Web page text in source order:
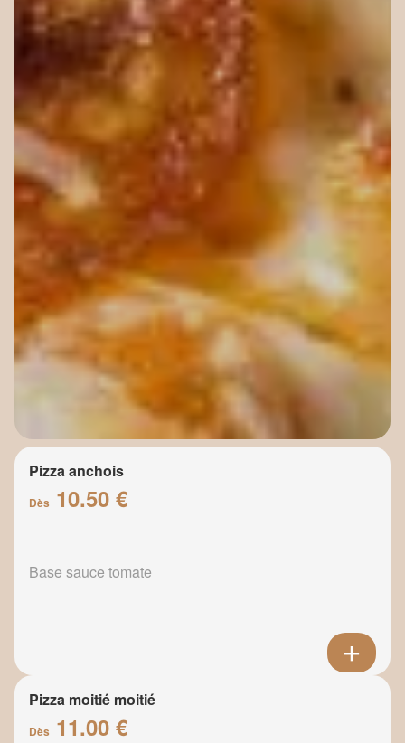
Pizza anchois
Dès 10.50 €
Base sauce tomate
Pizza moitié moitié
Dès 11.00 €